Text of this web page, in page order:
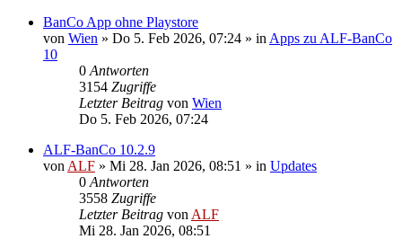
BanCo App ohne Playstore
von Wien » Do 5. Feb 2026, 07:24 » in Apps zu ALF-BanCo
10
0 Antworten
3154 Zugriffe
Letzter Beitrag von Wien
Do 5. Feb 2026, 07:24
ALF-BanCo 10.2.9
von ALF » Mi 28. Jan 2026, 08:51 » in Updates
0 Antworten
3558 Zugriffe
Letzter Beitrag von ALF
Mi 28. Jan 2026, 08:51